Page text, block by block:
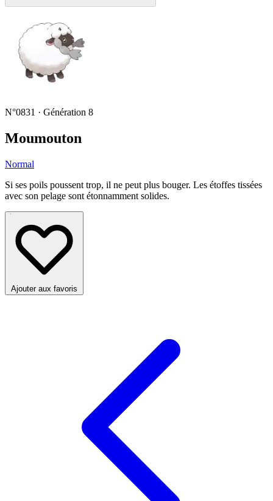
N°0831 · Génération 8
Moumouton
Normal
Si ses poils poussent trop, il ne peut plus bouger. Les étoffes tissées
avec son pelage sont étonnamment solides.
Ajouter aux favoris